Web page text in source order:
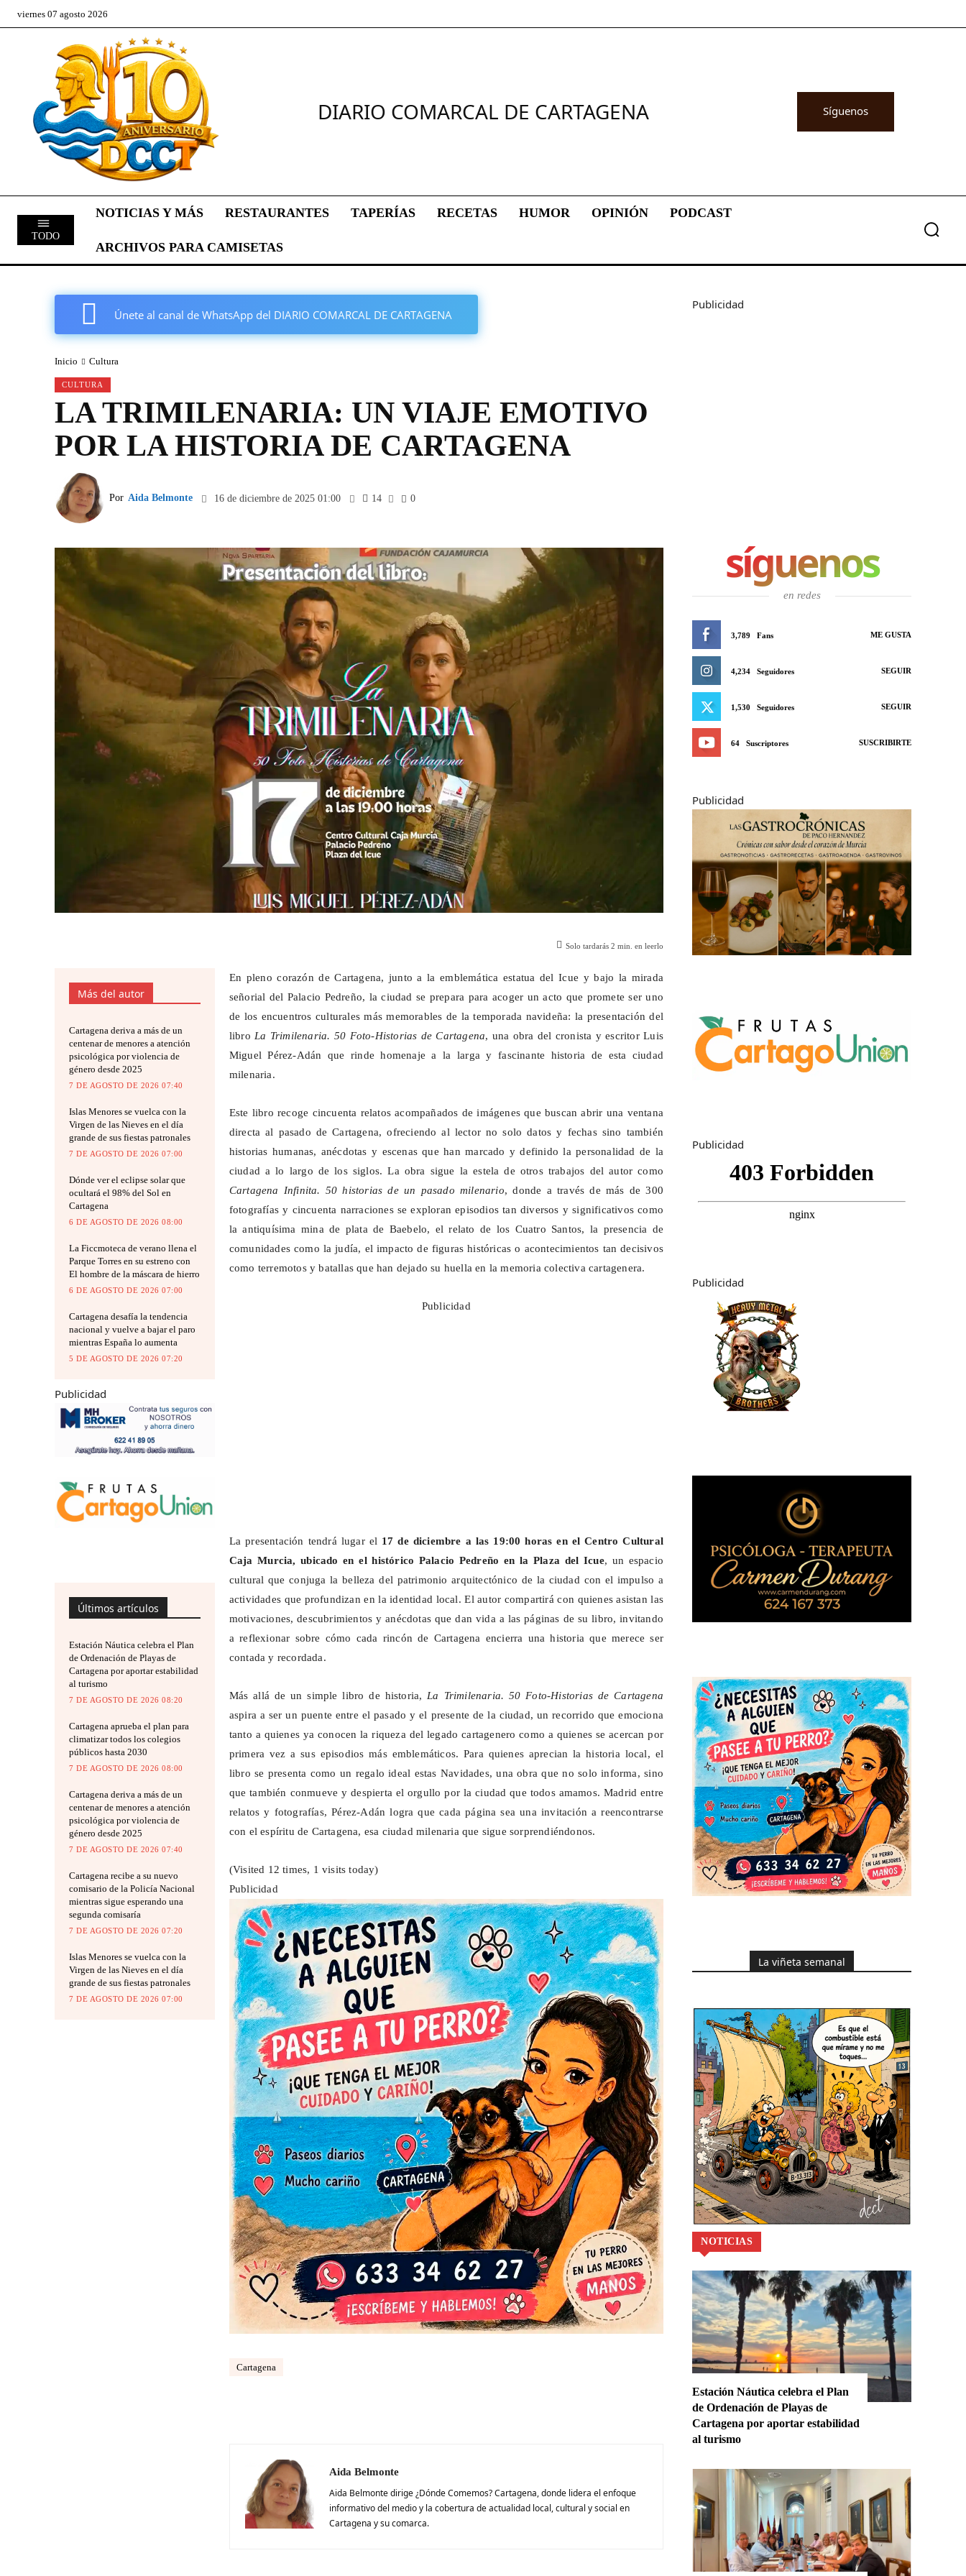
viernes 07 agosto 2026
DIARIO COMARCAL DE CARTAGENA Síguenos
TODO
NOTICIAS Y MÁS RESTAURANTES TAPERÍAS RECETAS HUMOR OPINIÓN PODCAST
ARCHIVOS PARA CAMISETAS
Únete al canal de WhatsApp del DIARIO COMARCAL DE CARTAGENA
Inicio Cultura
CULTURA
LA TRIMILENARIA: UN VIAJE EMOTIVO
POR LA HISTORIA DE CARTAGENA
Por Aida Belmonte 16 de diciembre de 2025 01:00 14 0
Solo tardarás2 min. en leerlo
Más del autor
Cartagena deriva a más de un
centenar de menores a atención
psicológica por violencia de
género desde 2025
7 DE AGOSTO DE 2026 07:40
Islas Menores se vuelca con la
Virgen de las Nieves en el día
grande de sus fiestas patronales
7 DE AGOSTO DE 2026 07:00
Dónde ver el eclipse solar que
ocultará el 98% del Sol en
Cartagena
6 DE AGOSTO DE 2026 08:00
La Ficcmoteca de verano llena el
Parque Torres en su estreno con
El hombre de la máscara de hierro
6 DE AGOSTO DE 2026 07:00
Cartagena desafía la tendencia
nacional y vuelve a bajar el paro
mientras España lo aumenta
5 DE AGOSTO DE 2026 07:20
Publicidad
Últimos artículos
Estación Náutica celebra el Plan
de Ordenación de Playas de
Cartagena por aportar estabilidad
al turismo
7 DE AGOSTO DE 2026 08:20
Cartagena aprueba el plan para
climatizar todos los colegios
públicos hasta 2030
7 DE AGOSTO DE 2026 08:00
Cartagena deriva a más de un
centenar de menores a atención
psicológica por violencia de
género desde 2025
7 DE AGOSTO DE 2026 07:40
Cartagena recibe a su nuevo
comisario de la Policía Nacional
mientras sigue esperando una
segunda comisaría
7 DE AGOSTO DE 2026 07:20
Islas Menores se vuelca con la
Virgen de las Nieves en el día
grande de sus fiestas patronales
7 DE AGOSTO DE 2026 07:00
En pleno corazón de Cartagena, junto a la emblemática estatua delIcue y bajo la mirada
señorial del Palacio Pedreño, la ciudad se prepara para acoger un acto que promete ser uno
de los encuentros culturales más memorables de la temporada navideña: la presentación del
libroLa Trimilenaria. 50 Foto-Historias de Cartagena, una obra del cronista y escritor Luis
Miguel Pérez-Adán que rinde homenaje a la larga y fascinante historia de esta ciudad
milenaria.
Este libro recoge cincuenta relatos acompañados de imágenes que buscan abrir una ventana
directa al pasado de Cartagena, ofreciendo al lector no solo datos y fechas sino también
historias humanas, anécdotas y escenas que han marcado y definido la personalidad de la
ciudad a lo largo de los siglos. La obra sigue la estela de otros trabajos del autor como
Cartagena Infinita. 50 historias de un pasado milenario, donde a través de más de 300
fotografías y cincuenta narraciones se exploran episodios tan diversos y significativos como
la antiquísima mina de plata de Baebelo, el relato de los Cuatro Santos, la presencia de
comunidades como la judía, el impacto de figuras históricas o acontecimientos tan decisivos
como terremotos y batallas que han dejado su huella en la memoria colectiva cartagenera.
Publicidad
La presentación tendrá lugar el 17 de diciembre a las 19:00 horas en el Centro Cultural
Caja Murcia, ubicado en el histórico Palacio Pedreño en la Plaza del Icue, un espacio
cultural que conjuga la belleza del patrimonio arquitectónico de la ciudad con el impulso a
actividades que profundizan en la identidad local. El autor compartirá con quienes asistan las
motivaciones, descubrimientos y anécdotas que dan vida a las páginas de su libro, invitando
a reflexionar sobre cómo cada rincón de Cartagena encierra una historia que merece ser
contada y recordada.
Más allá de un simple libro de historia,La Trimilenaria. 50Foto-Historias de Cartagena
aspira a ser un puente entre el pasado y el presente de la ciudad, un recorrido que emociona
tanto a quienes ya conocen la riqueza del legado cartagenero como a quienes se acercan por
primera vez a sus episodios más emblemáticos. Para quienes aprecian la historia local, el
libro se presenta como un regalo ideal estas Navidades, una obra que no solo informa, sino
que también conmueve y despierta el orgullo por la ciudad que todos amamos. Madrid entre
relatos y fotografías, Pérez-Adán logra que cada página sea una invitación a reencontrarse
con el espíritu de Cartagena, esa ciudad milenaria que sigue sorprendiéndonos.
(Visited 12 times, 1 visits today)
Publicidad
Cartagena
Aida Belmonte
Aida Belmonte dirige ¿Dónde Comemos? Cartagena, donde lidera el enfoque
informativo del medio y la cobertura de actualidad local, cultural y social en
Cartagena y su comarca.
Publicidad
síguenos
en redes
3,789 Fans ME GUSTA
4,234 Seguidores SEGUIR
1,530 Seguidores SEGUIR
64 Suscriptores SUSCRIBIRTE
Publicidad
Publicidad
Publicidad
La viñeta semanal
NOTICIAS
Estación Náutica celebra el Plan
de Ordenación de Playas de
Cartagena por aportar estabilidad
al turismo